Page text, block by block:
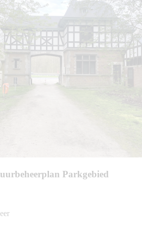
Parkgebied